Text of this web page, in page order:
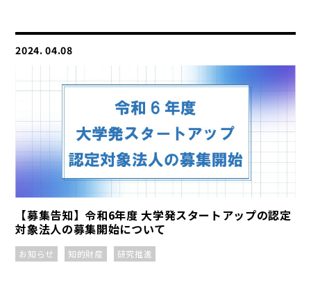
2024. 04.08
【募集告知】令和6年度 大学発スタートアップの認定
対象法人の募集開始について
お知らせ 知的財産 研究推進